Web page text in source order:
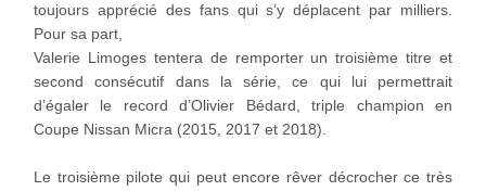
toujours apprécié des fans qui s’y déplacent par milliers.
Pour sa part,
Valerie Limoges tentera de remporter un troisième titre et
second consécutif dans la série, ce qui lui permettrait
d’égaler le record d’Olivier Bédard, triple champion en
Coupe Nissan Micra (2015, 2017 et 2018).
Le troisième pilote qui peut encore rêver décrocher ce très